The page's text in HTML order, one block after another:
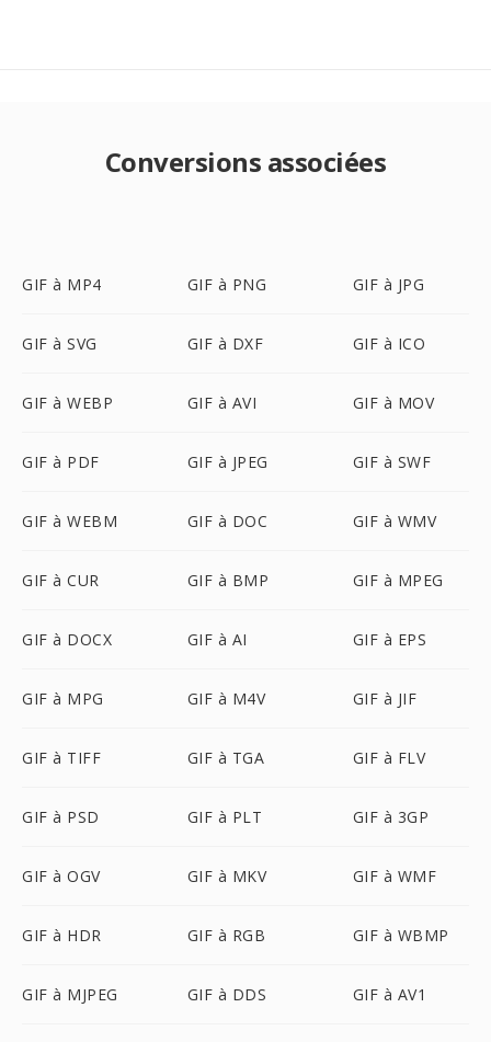
Conversions associées
GIF à MP4 GIF à PNG GIF à JPG
GIF à SVG GIF à DXF GIF à ICO
GIF à WEBP GIF à AVI GIF à MOV
GIF à PDF GIF à JPEG GIF à SWF
GIF à WEBM GIF à DOC GIF à WMV
GIF à CUR GIF à BMP GIF à MPEG
GIF à DOCX GIF à AI GIF à EPS
GIF à MPG GIF à M4V GIF à JIF
GIF à TIFF GIF à TGA GIF à FLV
GIF à PSD GIF à PLT GIF à 3GP
GIF à OGV GIF à MKV GIF à WMF
GIF à HDR GIF à RGB GIF à WBMP
GIF à MJPEG GIF à DDS GIF à AV1